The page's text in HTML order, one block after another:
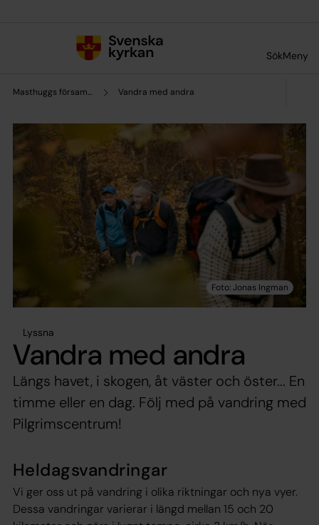
SökMeny
Masthuggs församling Vandra med andra
Lyssna
Vandra med andra
Längs havet, i skogen, åt väster och öster... En
timme eller en dag. Följ med på vandring med
Pilgrimscentrum!
Heldagsvandringar
Vi ger oss ut på vandring i olika riktningar och nya vyer.
Dessa vandringar varierar i längd mellan 15 och 20